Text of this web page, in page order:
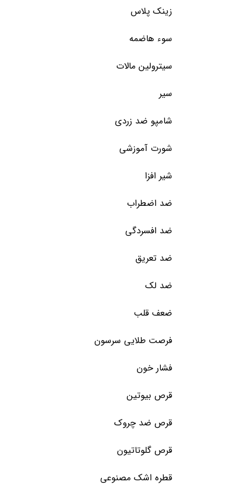
زینک پلاس
سوء هاضمه
سیترولین مالات
سیر
شامپو ضد زردی
شورت آموزشی
شیر افزا
ضد اضطراب
ضد افسردگی
ضد تعریق
ضد لک
ضعف قلب
فرصت طلایی سرسون
فشار خون
قرص بیوتین
قرص ضد چروک
قرص گلوتاتیون
قطره اشک مصنوعی